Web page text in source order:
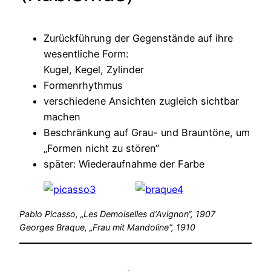
Zurückführung der Gegenstände auf ihre
wesentliche Form:
Kugel, Kegel, Zylinder
Formenrhythmus
verschiedene Ansichten zugleich sichtbar
machen
Beschränkung auf Grau- und Brauntöne, um
„Formen nicht zu stören“
später: Wiederaufnahme der Farbe
Pablo Picasso, „Les Demoiselles d‘Avignon“, 1907
Georges Braque, „Frau mit Mandoline“, 1910